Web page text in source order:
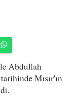
Abdullah
Mısır'ın